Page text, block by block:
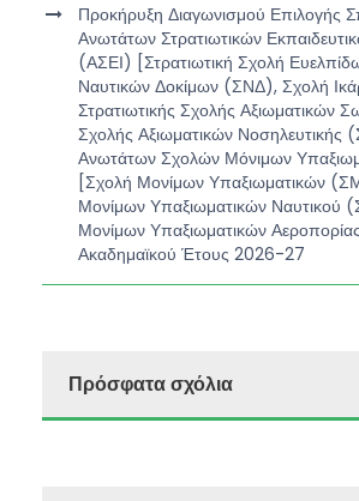
Προκήρυξη Διαγωνισμού Επιλογής
Ανωτάτων Στρατιωτικών
(ΑΣΕΙ) [Στρατιωτική Σχολή
Ναυτικών Δοκίμων (ΣΝΔ), Σχολή
Στρατιωτικής Σχολής
Σχολής Αξιωματικών Νοσηλευτικής
Ανωτάτων Σχολών Μόνιμων
[Σχολή Μονίμων Υπαξιωματικών
Μονίμων Υπαξιωματικών Ναυτικού
Μονίμων Υπαξιωματικών
Ακαδημαϊκού Έτους 2026-27
Πρόσφατα σχόλια